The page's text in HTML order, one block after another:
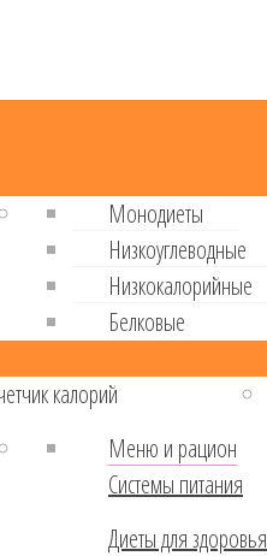
Монодиеты
Низкоуглеводные
Низкокалорийные
Белковые
калорий
Меню и рацион
Системы питания
Диеты для здоровья